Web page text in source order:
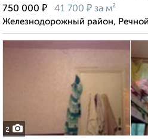
750 000 ₽ 41 700 ₽ за м²
Железнодорожный район, Речной
2